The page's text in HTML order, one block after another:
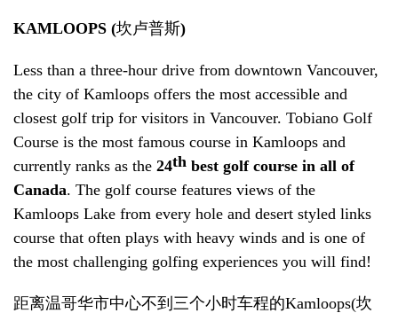
KAMLOOPS (坎卢普斯)
Less than a three-hour drive from downtown Vancouver,
the city of Kamloops offers the most accessible and
closest golf trip for visitors in Vancouver. Tobiano Golf
Course is the most famous course in Kamloops and
currently ranks as the 24th best golf course in all of
Canada. The golf course features views of the
Kamloops Lake from every hole and desert styled links
course that often plays with heavy winds and is one of
the most challenging golfing experiences you will find!
距离温哥华市中心不到三个小时车程的Kamloops(坎